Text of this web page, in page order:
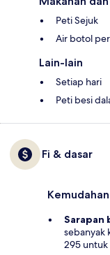
Peti Sejuk
Air botol
Lain-lain
Setiap hari
Peti besi
Fi & dasar
Sarapan
sebanyak
295 untuk